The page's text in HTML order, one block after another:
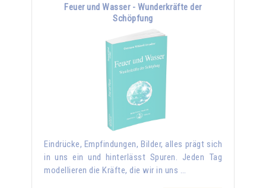
Feuer und Wasser - Wunderkräfte der
Schöpfung
Eindrücke, Empfindungen, Bilder, alles prägt sich
in uns ein und hinterlässt Spuren. Jeden Tag
modellieren die Kräfte, die wir in uns …